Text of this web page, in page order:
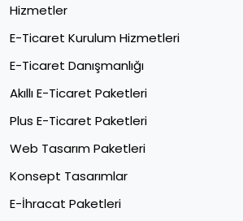
Hizmetler
E-Ticaret Kurulum Hizmetleri
E-Ticaret Danışmanlığı
Akıllı E-Ticaret Paketleri
Plus E-Ticaret Paketleri
Web Tasarım Paketleri
Konsept Tasarımlar
E-İhracat Paketleri​